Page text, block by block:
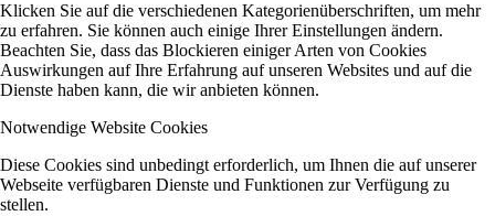
Klicken Sie auf die verschiedenen Kategorienüberschriften, um mehr
zu erfahren. Sie können auch einige Ihrer Einstellungen ändern.
Beachten Sie, dass das Blockieren einiger Arten von Cookies
Auswirkungen auf Ihre Erfahrung auf unseren Websites und auf die
Dienste haben kann, die wir anbieten können.
Notwendige Website Cookies
Diese Cookies sind unbedingt erforderlich, um Ihnen die auf unserer
Webseite verfügbaren Dienste und Funktionen zur Verfügung zu
stellen.